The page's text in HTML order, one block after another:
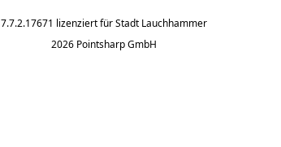
7.7.2.17671 lizenziert fürStadt Lauchhammer
2026 Pointsharp GmbH